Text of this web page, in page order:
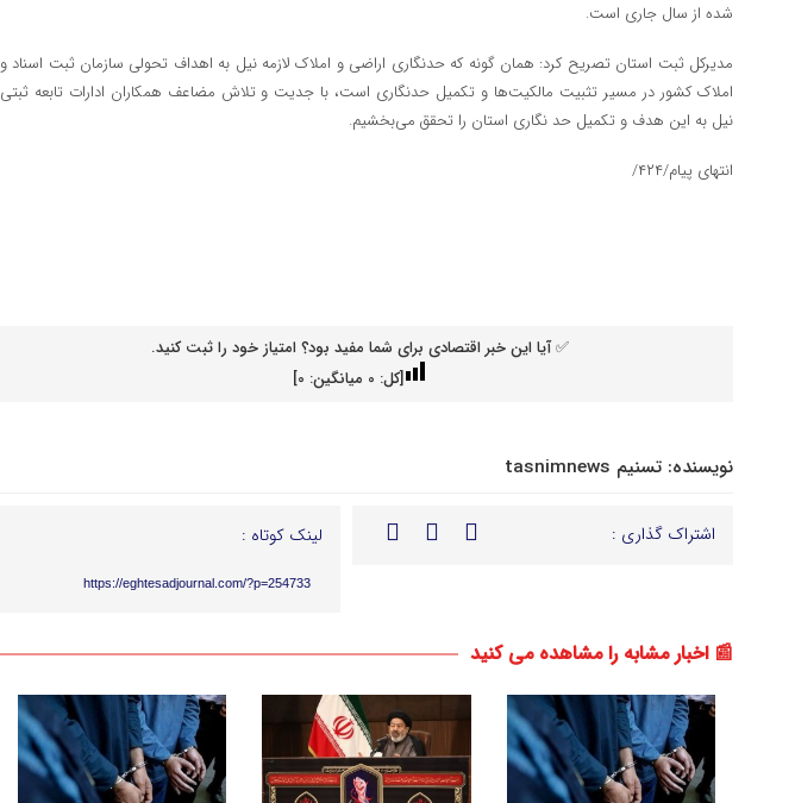
شده از سال جاری است.
مدیرکل ثبت استان تصریح کرد: همان گونه که حدنگاری اراضی و املاک لازمه نیل به اهداف تحولی سازمان ثبت اسناد و
املاک کشور در مسیر تثبیت مالکیت‌ها و تکمیل حدنگاری است، با جدیت و تلاش مضاعف همکاران ادارات تابعه ثبتی
نیل به این هدف و تکمیل حد نگاری استان را تحقق می‌بخشیم.
انتهای پیام/۴۲۴/
✅ آیا این خبر اقتصادی برای شما مفید بود؟ امتیاز خود را ثبت کنید.
[کل: 0 میانگین: 0
]
نویسنده: تسنیم tasnimnews
اشتراک گذاری : لینک کوتاه :
https://eghtesadjournal.com/?p=254733
📰 اخبار مشابه را مشاهده می کنید